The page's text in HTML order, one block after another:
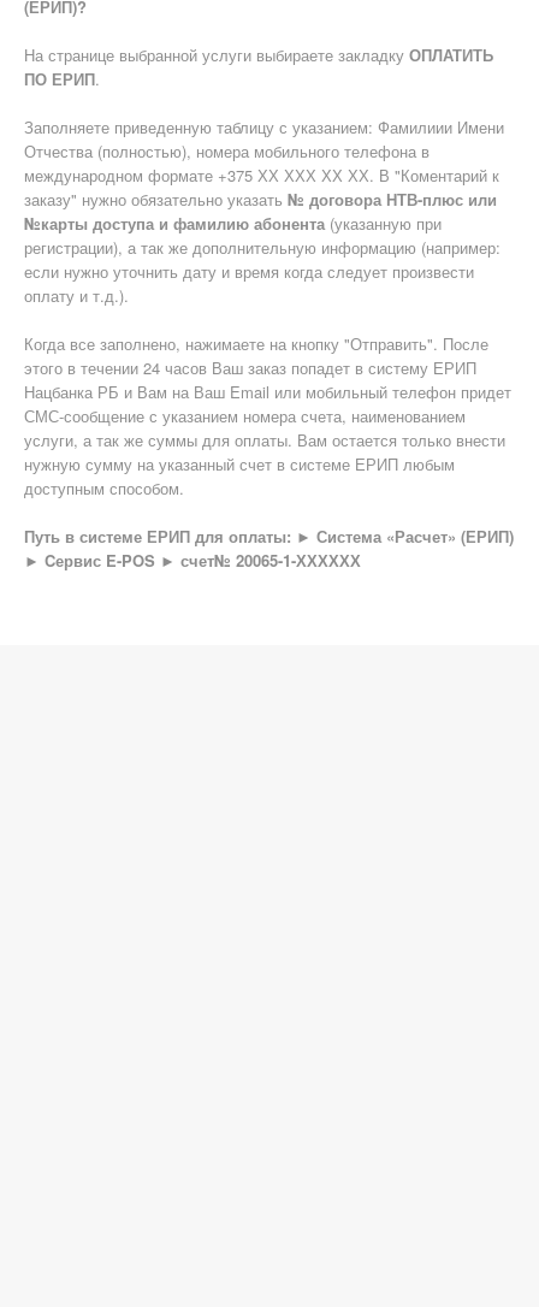
(ЕРИП)?
На странице выбранной услуги выбираете закладку ОПЛАТИТЬ
ПО ЕРИП.
Заполняете приведенную таблицу с указанием: Фамилиии Имени
Отчества (полностью), номера мобильного телефона в
международном формате +375 ХХ ХХХ ХХ ХХ. В "Коментарий к
заказу" нужно обязательно указать № договора НТВ-плюс или
№карты доступа и фамилию абонента(указанную при
регистрации), а так же дополнительную информацию (например:
если нужно уточнить дату и время когда следует произвести
оплату и т.д.).
Когда все заполнено, нажимаете на кнопку "Отправить". После
этого в течении 24 часов Ваш заказ попадет в систему ЕРИП
Нацбанка РБ и Вам на Ваш Email или мобильный телефон придет
СМС-сообщение с указанием номера счета, наименованием
услуги, а так же суммы для оплаты. Вам остается только внести
нужную сумму на указанный счет в системе ЕРИП любым
доступным способом.
Путь в системе ЕРИП для оплаты: ► Система «Расчет» (ЕРИП)
► Cервис E-POS ► счет№ 20065-1-ХХХХХХ